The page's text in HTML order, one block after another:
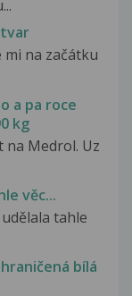
mi na začátku
a pa roce
kg
na Medrol. Uz
věc...
tahle
bílá